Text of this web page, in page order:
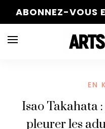
ABONNEZ-VOUS
EN
Isao Takahata
pleurer les